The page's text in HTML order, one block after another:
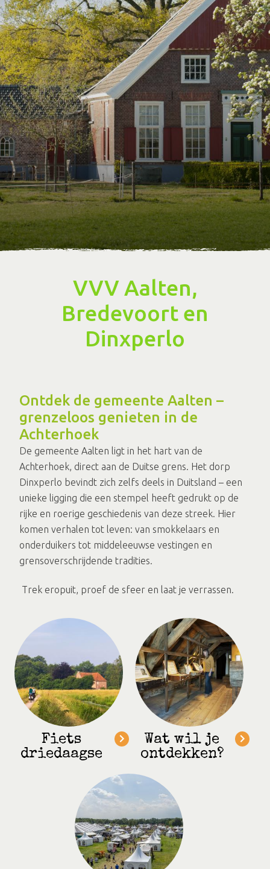
VVV Aalten,
Bredevoort en
Dinxperlo
Ontdek de gemeente Aalten –
grenzeloos genieten in de
Achterhoek
De gemeente Aalten ligt in het hart van de
Achterhoek, direct aan de Duitse grens. Het dorp
Dinxperlo bevindt zich zelfs deels in Duitsland – een
unieke ligging die een stempel heeft gedrukt op de
rijke en roerige geschiedenis van deze streek. Hier
komen verhalen tot leven: van smokkelaars en
onderduikers tot middeleeuwse vestingen en
grensoverschrijdende tradities.
Trek eropuit, proef de sfeer en laat je verrassen.
Fiets
driedaagse
Wat wil je
ontdekken?